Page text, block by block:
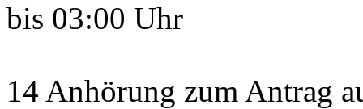
bis 03:00 Uhr
14 Anhörung zum Antrag